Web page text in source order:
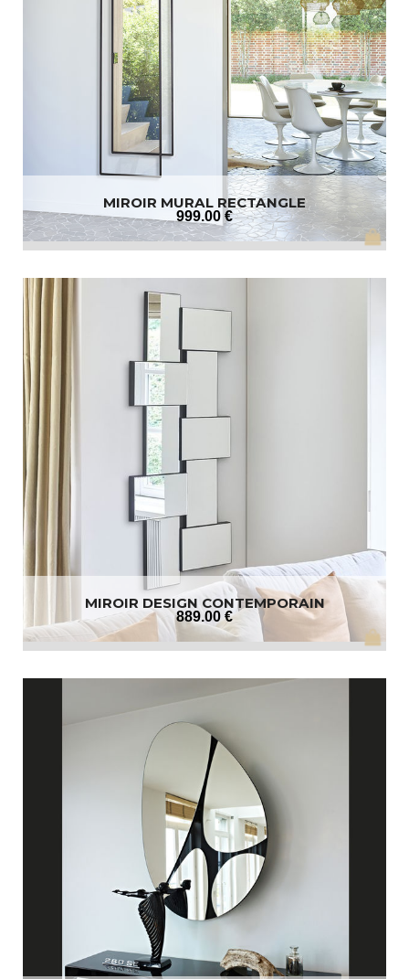
MIROIR MURAL RECTANGLE
999.00 €
MIROIR DESIGN CONTEMPORAIN
889.00 €